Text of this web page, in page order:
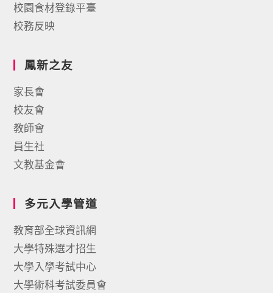
校園食材登錄平臺
校務反映
鳳新之友
家長會
校友會
教師會
員生社
文教基金會
多元入學管道
教育部全球資訊網
大學特殊選才招生
大學入學考試中心
大學術科考試委員會